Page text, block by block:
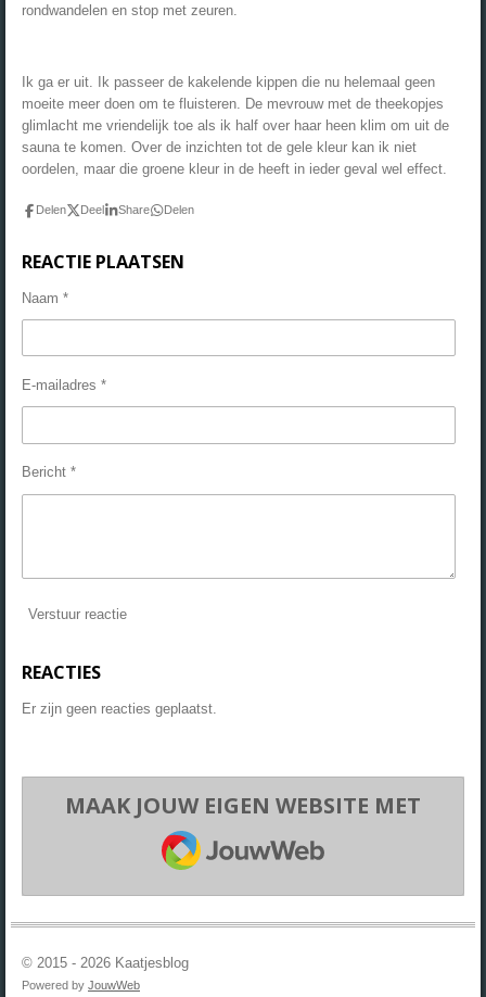
rondwandelen en stop met zeuren.
Ik ga er uit. Ik passeer de kakelende kippen die nu helemaal geen
moeite meer doen om te fluisteren. De mevrouw met de theekopjes
glimlacht me vriendelijk toe als ik half over haar heen klim om uit de
sauna te komen. Over de inzichten tot de gele kleur kan ik niet
oordelen, maar die groene kleur in de heeft in ieder geval wel effect.
Delen Deel Share Delen
REACTIE PLAATSEN
Naam *
E-mailadres *
Bericht *
Verstuur reactie
REACTIES
Er zijn geen reacties geplaatst.
MAAK JOUW EIGEN WEBSITE MET
JOUWWEB
© 2015 - 2026 Kaatjesblog
Powered by JouwWeb